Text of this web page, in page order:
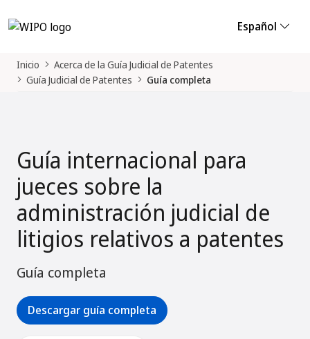
Español
Inicio
Acerca de la Guía Judicial de Patentes
Guía Judicial de Patentes
Guía completa
Guía internacional para
jueces sobre la
administración judicial de
litigios relativos a patentes
Guía completa
Descargar guía completa